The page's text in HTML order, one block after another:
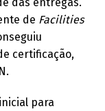
de Facilities
certificação,
para